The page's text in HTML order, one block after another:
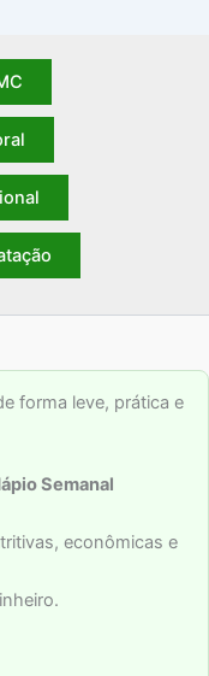
forma leve, prática e
Semanal
econômicas e